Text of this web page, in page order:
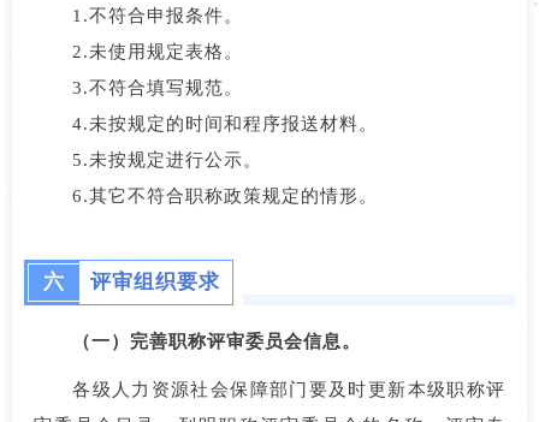
1.不符合申报条件。
2.未使用规定表格。
3.不符合填写规范。
4.未按规定的时间和程序报送材料。
5.未按规定进行公示。
6.其它不符合职称政策规定的情形。
六 评审组织要求
（一）完善职称评审委员会信息。
各级人力资源社会保障部门要及时更新本级职称评